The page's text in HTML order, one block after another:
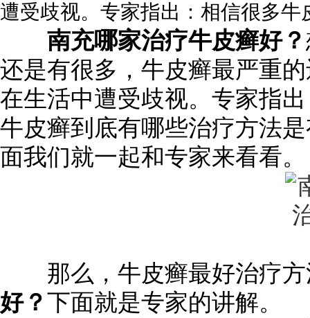
遭受歧视。专家指出：相信很多牛
南充哪家治疗牛皮癣好？
还是有很多，牛皮癣最严重
在生活中遭受歧视。专家指
牛皮癣到底有哪些治疗方法
面我们就一起和专家来看看。
那么，牛皮癣最好治疗方
好？下面就是专家的讲解。